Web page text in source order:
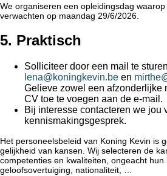
We organiseren een opleidingsdag
verwachten op maandag 29/6/2026.
5. Praktisch
Solliciteer door een mail te
lena@koningkevin.be en
Gelieve zowel een afzonderlijke
CV toe te voegen aan de e-mail.
Bij interesse contacteren we jou
kennismakingsgesprek.
Het personeelsbeleid van Koning Kevin is
gelijkheid van kansen. Wij selecteren de
competenties en kwaliteiten, ongeacht
geloofsovertuiging, nationaliteit, …